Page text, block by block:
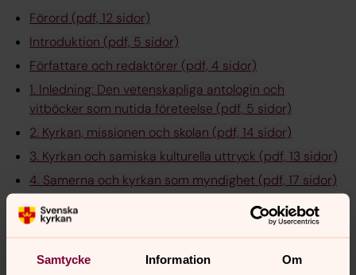
Samtycke Information Om
Förord (pdf, 12 sidor)
Introduktion (pdf, 5 sidor)
Författare och redaktörer (pdf, 4 sidor)
1. Inledning: Den vetenskapliga antologin och
vitböcker som nutida företeelse (pdf, 5 sidor)
2. Kyrkan, missionen och skolan (pdf, 14 sidor)
3. Kyrkan och samiska kulturella uttryck (pdf, 13 sidor)
4. Samerna och kyrkan som myndighet (pdf, 17 sidor)
5. Kyrka och samer utanför Svenska kyrkan (pdf, 8
sidor)
vetenskapliga antologin (pdf, 8 sidor)